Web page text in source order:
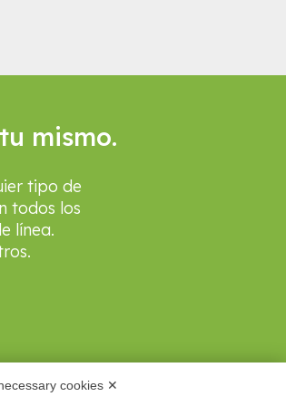
mismo.
tipo de
todos los
línea.
cookies ✕